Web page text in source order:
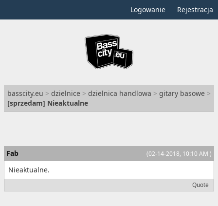
Logowanie Rejestracja
basscity.eu > dzielnice > dzielnica handlowa > gitary basowe >
[sprzedam] Nieaktualne
(02-14-2018, 10:10 AM )
Fab
Nieaktualne.
Quote